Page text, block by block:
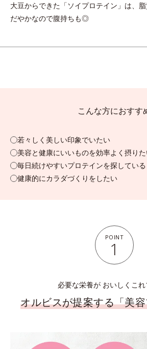
大豆からできた「ソイプロテイン」は、
だやかなので腹持ちも◎
こんな方におすす
若々しく美しい印象でいたい
美容と健康にいいものを効率よく摂り
毎日続けやすいプロテインを探している
健康的にカラダづくりをしたい
POINT
1
必要な栄養が おいしくこれ
オルビスが提案する「美